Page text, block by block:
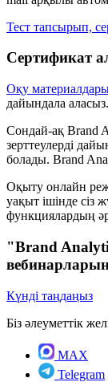
Тест тапсырып,
Сертификат
Оқу
дайындала аласыз.
Сондай-ақ Brand
зерттеулерді
болады. Brand
Оқыту онлайн
уақыт ішінде сіз
функциялардың
"Brand
Күнді таңдаңыз
Біз әлеуметтік
MAX
Telegram